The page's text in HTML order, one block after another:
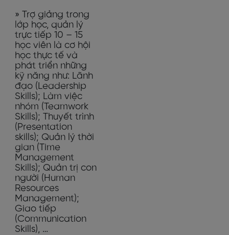
» Trợ giảng trong
lớp học, quản lý
trực tiếp 10 – 15
học viên là cơ hội
học thực tế và
phát triển những
kỹ năng như: Lãnh
đạo (Leadership
Skills); Làm việc
nhóm (Teamwork
Skills); Thuyết trình
(Presentation
skills); Quản lý thời
gian (Time
Management
Skills); Quản trị con
người (Human
Resources
Management);
Giao tiếp
(Communication
Skills), …